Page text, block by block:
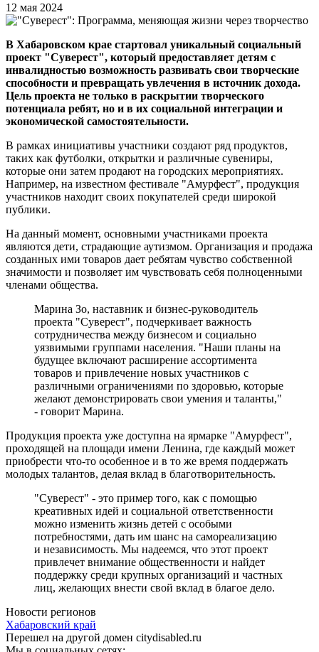
12 мая 2024
В Хабаровском крае стартовал уникальный социальный
проект "Суверест", который предоставляет детям с
инвалидностью возможность развивать свои творческие
способности и превращать увлечения в источник дохода.
Цель проекта не только в раскрытии творческого
потенциала ребят, но и в их социальной интеграции и
экономической самостоятельности.
В рамках инициативы участники создают ряд продуктов,
таких как футболки, открытки и различные сувениры,
которые они затем продают на городских мероприятиях.
Например, на известном фестивале "Амурфест", продукция
участников находит своих покупателей среди широкой
публики.
На данный момент, основными участниками проекта
являются дети, страдающие аутизмом. Организация и продажа
созданных ими товаров дает ребятам чувство собственной
значимости и позволяет им чувствовать себя полноценными
членами общества.
Марина Зо, наставник и бизнес-руководитель
проекта "Суверест", подчеркивает важность
сотрудничества между бизнесом и социально
уязвимыми группами населения. "Наши планы на
будущее включают расширение ассортимента
товаров и привлечение новых участников с
различными ограничениями по здоровью, которые
желают демонстрировать свои умения и таланты,"
- говорит Марина.
Продукция проекта уже доступна на ярмарке "Амурфест",
проходящей на площади имени Ленина, где каждый может
приобрести что-то особенное и в то же время поддержать
молодых талантов, делая вклад в благотворительность.
"Суверест" - это пример того, как с помощью
креативных идей и социальной ответственности
можно изменить жизнь детей с особыми
потребностями, дать им шанс на самореализацию
и независимость. Мы надеемся, что этот проект
привлечет внимание общественности и найдет
поддержку среди крупных организаций и частных
лиц, желающих внести свой вклад в благое дело.
Новости регионов
Хабаровский край
Перешел на другой домен citydisabled.ru